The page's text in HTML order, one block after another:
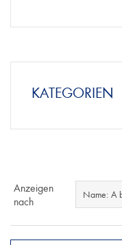
KATEGORIEN
Anzeigen
nach
Name: A